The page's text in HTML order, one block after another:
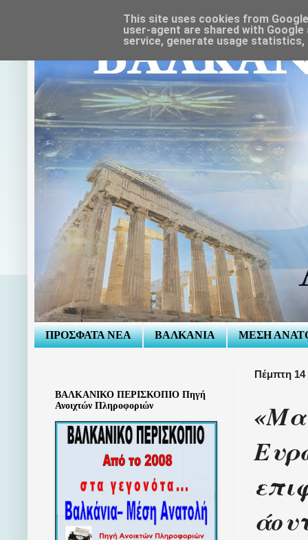
ΠΡΟΣΦΑΤΑ ΝΕΑ ΒΑΛΚΑΝΙΑ ΜΕΣΗ
Πέμπτη 14
«Μα
ΒΑΛΚΑΝΙΚΟ ΠΕΡΙΣΚΟΠΙΟ Πηγή
Ανοιχτών Πληροφοριών
This site uses cookies from
user-agent are shared with
service, generate usage statistics,